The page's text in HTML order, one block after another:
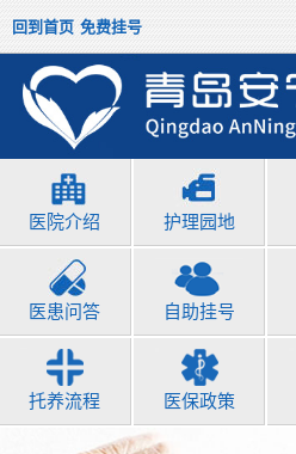
回到首页 免费挂号
医院介绍 护理园地
医患问答 自助挂号
托养流程 医保政策